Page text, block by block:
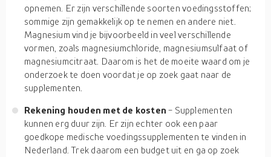
opnemen. Er zijn verschillende soorten voedingsstoffen;
sommige zijn gemakkelijk op te nemen en andere niet.
Magnesium vind je bijvoorbeeld in veel verschillende
vormen, zoals magnesiumchloride, magnesiumsulfaat of
magnesiumcitraat. Daarom is het de moeite waard om je
onderzoek te doen voordat je op zoek gaat naar de
supplementen.
Rekening houden met de kosten- Supplementen
kunnen erg duur zijn. Er zijn echter ook een paar
goedkope medische voedingssupplementen te vinden in
Nederland. Trek daarom een budget uit en ga op zoek